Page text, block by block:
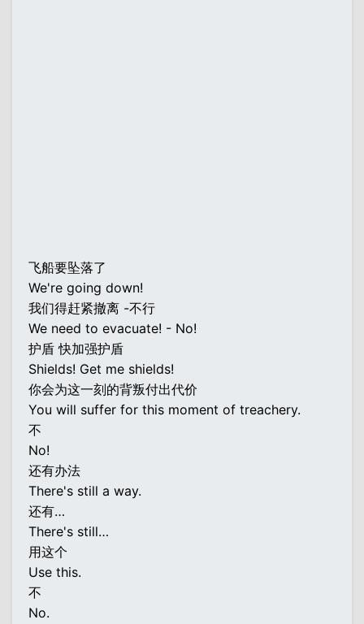
飞船要坠落了
We're going down!
我们得赶紧撤离 -不行
We need to evacuate! - No!
护盾 快加强护盾
Shields! Get me shields!
你会为这一刻的背叛付出代价
You will suffer for this moment of treachery.
不
No!
还有办法
There's still a way.
还有…
There's still…
用这个
Use this.
不
No.